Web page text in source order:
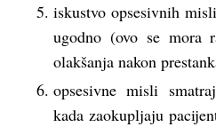
iskustvo opsesivnih
ugodno (ovo se mora
olakšanja nakon
opsesivne misli
kada zaokupljaju